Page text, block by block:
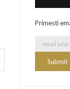
Primesti